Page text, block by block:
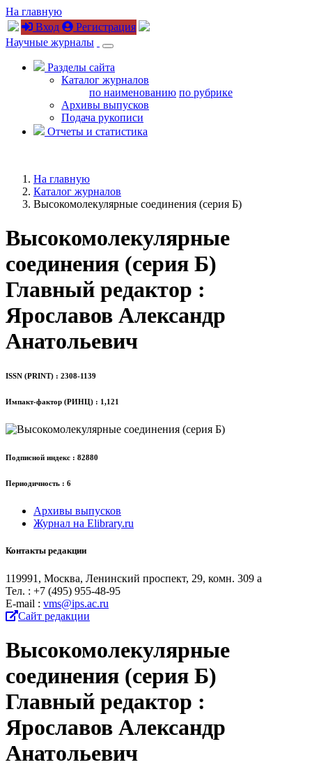
На главную
Вход
Регистрация
Научные журналы
Разделы сайта
Каталог журналов
по наименованию по рубрике
Архивы выпусков
Подача рукописи
Отчеты и статистика
На главную
Каталог журналов
Высокомолекулярные соединения (серия Б)
Высокомолекулярные
соединения (серия Б)
Главный редактор :
Ярославов Александр
Анатольевич
ISSN (PRINT) : 2308-1139
Импакт-фактор (РИНЦ) : 1,121
Подписной индекс : 82880
Периодичность : 6
Архивы выпусков
Журнал на Elibrary.ru
Контакты редакции
119991, Москва, Ленинский проспект, 29, комн. 309 а
Тел. : +7 (495) 955-48-95
Е-mail : vms@ips.ac.ru
Сайт редакции
Высокомолекулярные
соединения (серия Б)
Главный редактор :
Ярославов Александр
Анатольевич